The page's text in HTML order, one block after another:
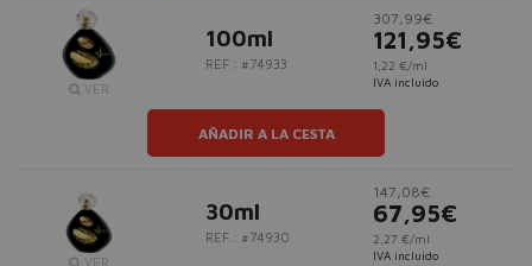
VER
100ml
REF.: #74933
307,99€
121,95€
1,22 €/ml
IVA incluido
AÑADIR A LA CESTA
VER
30ml
REF.: #74930
147,08€
67,95€
2,27 €/ml
IVA incluido